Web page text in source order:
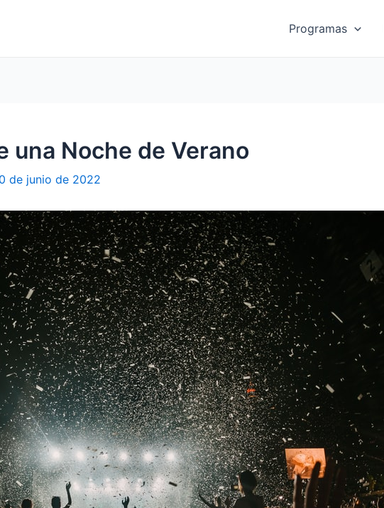
Programas
una Noche de Verano
de junio de 2022